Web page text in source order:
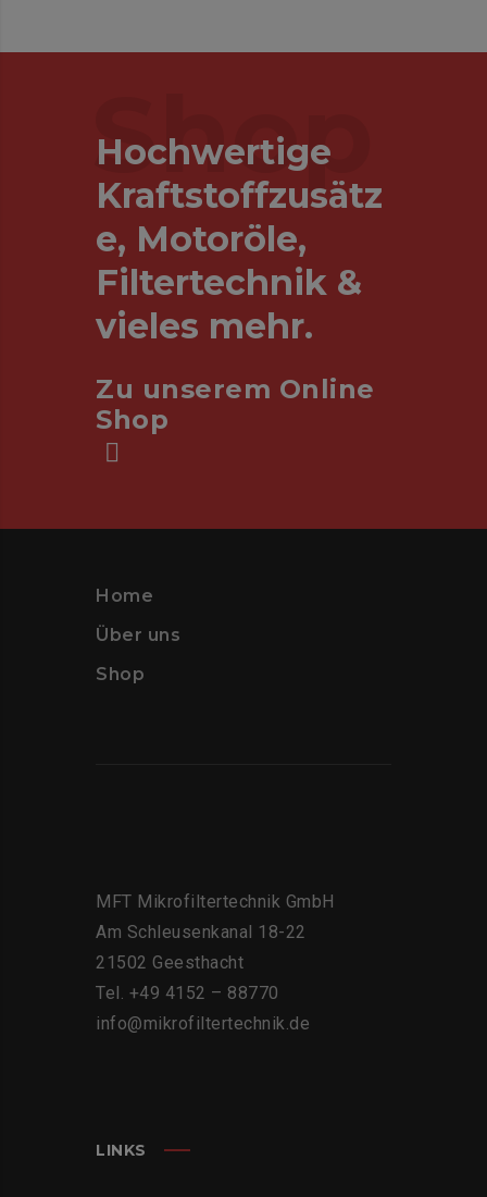
Shop
Hochwertige
Kraftstoffzusätz
e, Motoröle,
Filtertechnik &
vieles mehr.
Zu unserem Online
Shop
Home
Über uns
Shop
MFT Mikrofiltertechnik GmbH
Am Schleusenkanal 18-22
21502 Geesthacht
Tel. +49 4152 – 88770
info@mikrofiltertechnik.de
LINKS